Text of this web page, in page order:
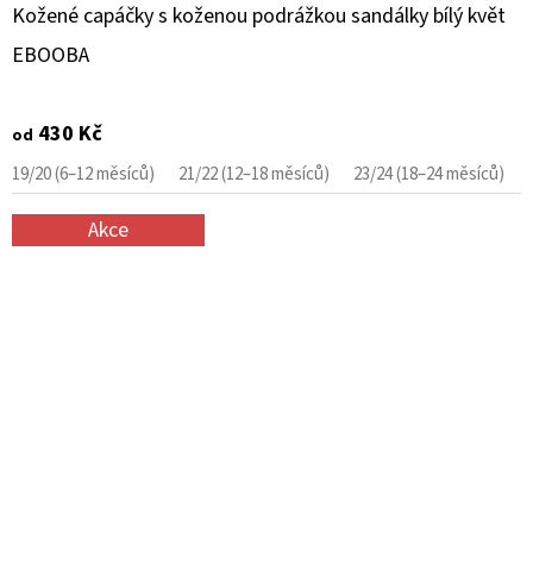
Kožené capáčky s koženou podrážkou sandálky bílý květ
EBOOBA
od 430 Kč
19/20 (6–12 měsíců) 21/22 (12–18 měsíců) 23/24 (18–24 měsíců)
Akce